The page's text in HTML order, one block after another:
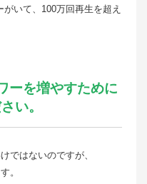
いて、100万回再生を超え
ーを増やすために
い。
ではないのですが、
。